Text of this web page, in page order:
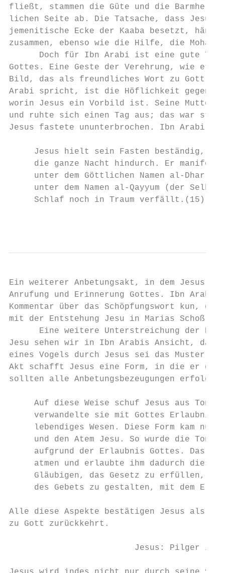
fließt, stammen die Güte und die
lichen Seite ab. Die Tatsache, dass
jemenitische Ecke der Kaaba besetzt,
zusammen, ebenso wie die Hilfe, die
Doch für Ibn Arabi ist eine gute
Gottes. Eine Geste der Verehrung, wie
Bild, das als freundliches Wort zu Gott
Arabi spricht, ist die Höflichkeit
worin Jesus ein Vorbild ist. Seine Mutter
und ruhte sich einen Tag aus; das war
Jesus fastete ununterbrochen. Ibn Arabi
Jesus hielt sein Fasten beständig,
die ganze Nacht hindurch. Er
unter dem Göttlichen Namen al-Dhar
unter dem Namen al-Qayyum (der
     Schlaf noch in Traum verfällt.(15)
Ein weiterer Anbetungsakt, in dem Jesus
Anrufung und Erinnerung Gottes. Ibn Arabi
Kommentar über das Schöpfungswort kun, das
mit der Entstehung Jesu in Marias Schoß
Eine weitere Unterstreichung der
Jesu sehen wir in Ibn Arabis Ansicht, das
eines Vogels durch Jesus sei das Muster
Akt schafft Jesus eine Form, in die er
sollten alle Anbetungsbezeugungen
Auf diese Weise schuf Jesus aus Ton
verwandelte sie mit Gottes Erlaubnis
lebendiges Wesen. Diese Form kam nur
und den Atem Jesu. So wurde die
aufgrund der Erlaubnis Gottes. Das
atmen und erlaubte ihm dadurch diese
Gläubigen, das Gesetz zu erfüllen,
des Gebets zu gestalten, mit dem Er
Alle diese Aspekte bestätigen Jesus als
zu Gott zurückkehrt.
Jesus: Pilger in